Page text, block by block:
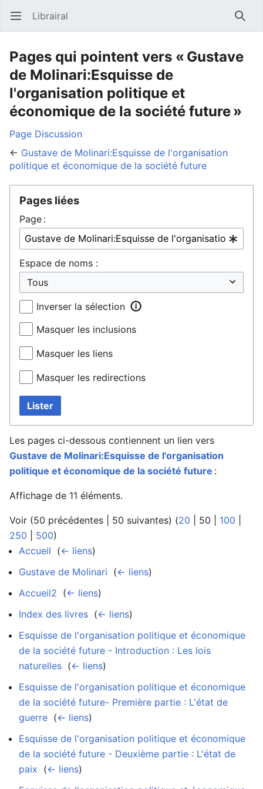
Ouvrir le menu principal Librairal
Pages qui pointent vers « Gustave
de Molinari:Esquisse de
l'organisation politique et
économique de la société future »
Page Discussion
← Gustave de Molinari:Esquisse de l'organisation
politique et économique de la société future
Pages liées
Page :
Espace de noms :
Inverser la sélection
Masquer les inclusions
Masquer les liens
Masquer les redirections
Lister
Les pages ci-dessous contiennent un lien vers
Gustave de Molinari:Esquisse de l'organisation
politique et économique de la société future :
Affichage de 11 éléments.
Voir (50 précédentes 50 suivantes) (20 50 100
250
500)
Accueil (← liens)
Gustave de Molinari (← liens)
Accueil2 (← liens)
Index des livres (← liens)
Esquisse de l'organisation politique et économique
de la société future - Introduction : Les lois
naturelles (← liens)
Esquisse de l'organisation politique et économique
de la société future- Première partie : L'état de
guerre (← liens)
Esquisse de l'organisation politique et économique
de la société future - Deuxième partie : L'état de
paix (← liens)